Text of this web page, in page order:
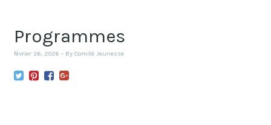
Programmes
février 26, 2026 ByComité Jeunesse